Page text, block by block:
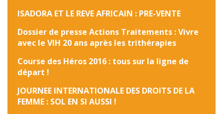
ISADORA ET LE REVE AFRICAIN : PRE-VENTE
Dossier de presse Actions Traitements : Vivre
avec le VIH 20 ans après les trithérapies
Course des Héros 2016 : tous sur la ligne de
départ !
JOURNEE INTERNATIONALE DES DROITS DE LA
FEMME : SOL EN SI AUSSI !